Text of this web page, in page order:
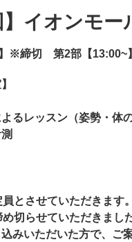
】イオンモ
※締切 第2部【
るレッスン（姿勢・体
とさせていただきます
切らせていただきまし
みいただいた方で、ご